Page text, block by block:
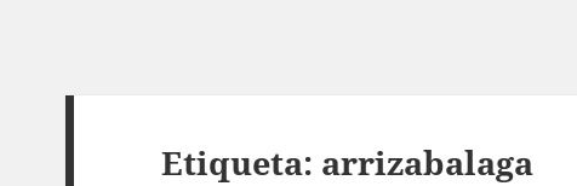
Etiqueta: arrizabalaga